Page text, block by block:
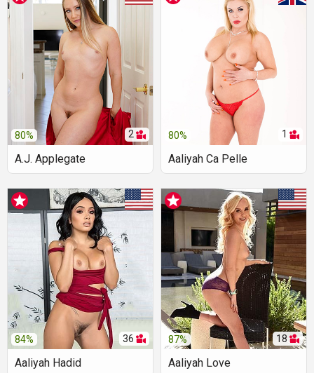
2
80%
A.J. Applegate
1
80%
Aaliyah Ca Pelle
36
84%
Aaliyah Hadid
18
87%
Aaliyah Love